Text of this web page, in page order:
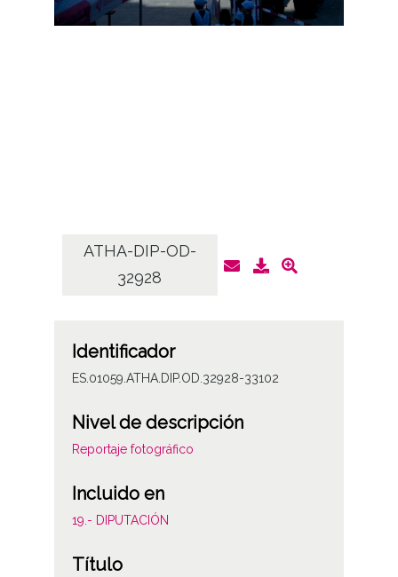
ATHA-DIP-OD-
32928
Identificador
ES.01059.ATHA.DIP.OD.32928-33102
Nivel de descripción
Reportaje fotográfico
Incluido en
19.- DIPUTACIÓN
Título